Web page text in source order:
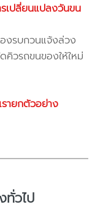
เปลี่ยนแปลงวันขน
งรบกวนแจ้งล่วง
คิวรถขนของให้ใหม่
ายกตัวอย่าง
ทั่วไป